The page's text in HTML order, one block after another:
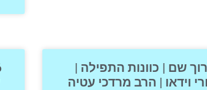
שם | כוונות התפילה |
וידאו | הרב מרדכי עטיה